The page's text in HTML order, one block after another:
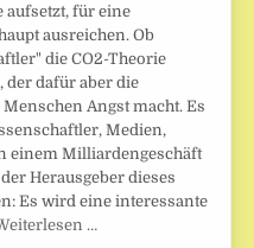
aufsetzt, für eine
ausreichen. Ob
die CO2-Theorie
dafür aber die
Angst macht. Es
Medien,
einem Milliardengeschäft
Herausgeber dieses
Es wird eine interessante
…